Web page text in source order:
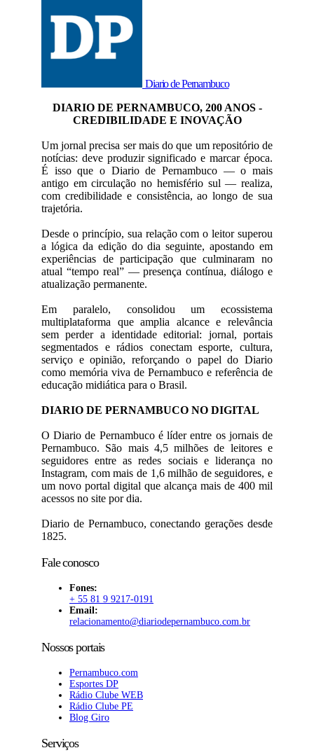
Diario de Pernambuco
DIARIO DE PERNAMBUCO, 200 ANOS -
CREDIBILIDADE E INOVAÇÃO
Um jornal precisa ser mais do que um repositório de
notícias: deve produzir significado e marcar época.
É isso que o Diario de Pernambuco — o mais
antigo em circulação no hemisfério sul — realiza,
com credibilidade e consistência, ao longo de sua
trajetória.
Desde o princípio, sua relação com o leitor superou
a lógica da edição do dia seguinte, apostando em
experiências de participação que culminaram no
atual “tempo real” — presença contínua, diálogo e
atualização permanente.
Em paralelo, consolidou um ecossistema
multiplataforma que amplia alcance e relevância
sem perder a identidade editorial: jornal, portais
segmentados e rádios conectam esporte, cultura,
serviço e opinião, reforçando o papel do Diario
como memória viva de Pernambuco e referência de
educação midiática para o Brasil.
DIARIO DE PERNAMBUCO NO DIGITAL
O Diario de Pernambuco é líder entre os jornais de
Pernambuco. São mais 4,5 milhões de leitores e
seguidores entre as redes sociais e liderança no
Instagram, com mais de 1,6 milhão de seguidores, e
um novo portal digital que alcança mais de 400 mil
acessos no site por dia.
Diario de Pernambuco, conectando gerações desde
1825.
Fale conosco
Fones:
+ 55 81 9 9217-0191
Email:
relacionamento@diariodepernambuco.com.br
Nossos portais
Pernambuco.com
Esportes DP
Rádio Clube WEB
Rádio Clube PE
Blog Giro
Serviços